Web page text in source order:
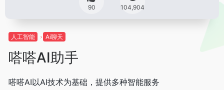
90 104,904
人工智能 Ai聊天
嗒嗒AI助手
嗒嗒AI以AI技术为基础，提供多种智能服务